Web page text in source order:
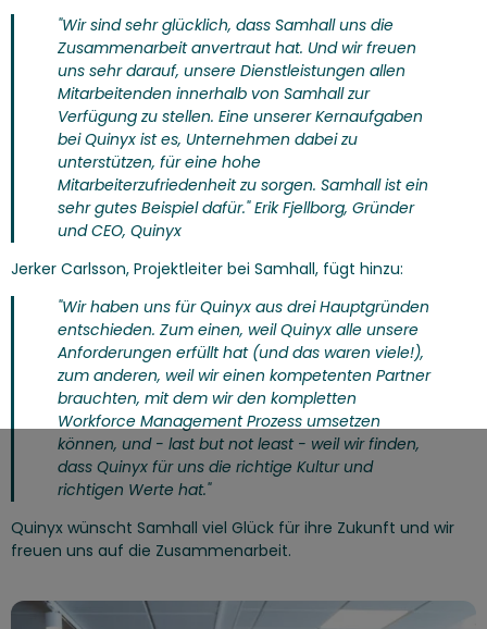
"Wir sind sehr glücklich, dass Samhall uns die
Zusammenarbeit anvertraut hat. Und wir freuen
uns sehr darauf, unsere Dienstleistungen allen
Mitarbeitenden innerhalb von Samhall zur
Verfügung zu stellen. Eine unserer Kernaufgaben
bei Quinyx ist es, Unternehmen dabei zu
unterstützen, für eine hohe
Mitarbeiterzufriedenheit zu sorgen. Samhall ist ein
sehr gutes Beispiel dafür."Erik Fjellborg, Gründer
und CEO, Quinyx
Jerker Carlsson, Projektleiter bei Samhall, fügt hinzu:
"Wir haben uns für Quinyx aus drei Hauptgründen
entschieden. Zum einen, weil Quinyx alle unsere
Anforderungen erfüllt hat (und das waren viele!),
zum anderen, weil wir einen kompetenten Partner
brauchten, mit dem wir den kompletten
Workforce Management Prozess umsetzen
können, und - last but not least - weil wir finden,
dass Quinyx für uns die richtige Kultur und
richtigen Werte hat."
Quinyx wünscht Samhall viel Glück für ihre Zukunft und wir
freuen uns auf die Zusammenarbeit.